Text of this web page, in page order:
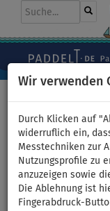
Wir verwenden
Durch Klicken auf
widerruflich ein,
Messtechniken zur
Nutzungsprofile zu
anzuzeigen sowie
Die Ablehnung ist
Fingerabdruck-
Restube